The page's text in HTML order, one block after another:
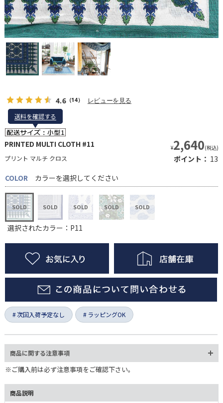
4.6（14） レビューを見る
送料を確認する
送料を確認する
PRINTED MULTI CLOTH #11
プリント マルチ クロス
¥2,640(税込)
ポイント： 13
COLOR
カラーを選択してください
選択されたカラー：P11
次回入荷予定なし ラッピングOK
商品に関する注意事項
※ご購入前は必ず注意事項をご確認下さい。
商品説明